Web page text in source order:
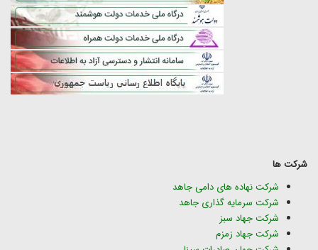
شرکت ها
شرکت نهاده های دامی جاهد
شرکت سرمایه گذاری جاهد
شرکت جهاد سبز
شرکت جهاد زمزم